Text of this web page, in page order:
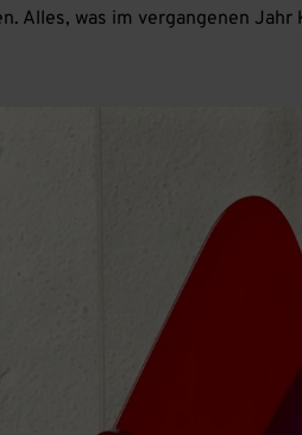
Alles, was im vergangenen Jahr